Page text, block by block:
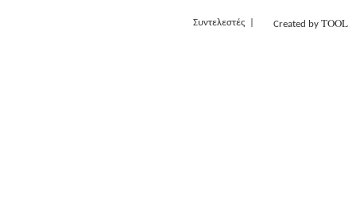
Συντελεστές Created by TOOL